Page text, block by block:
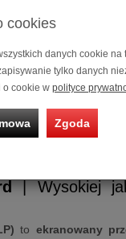
| Wysokiej
to ekranowany
cookies
danych cookie na
tylko danych
o cookie w polityce
Zgoda